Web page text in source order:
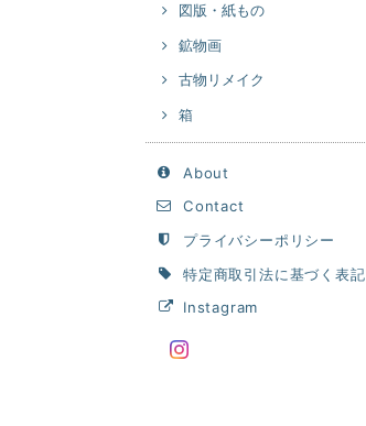
図版・紙もの
鉱物画
古物リメイク
箱
About
Contact
プライバシーポリシー
特定商取引法に基づく表記
Instagram